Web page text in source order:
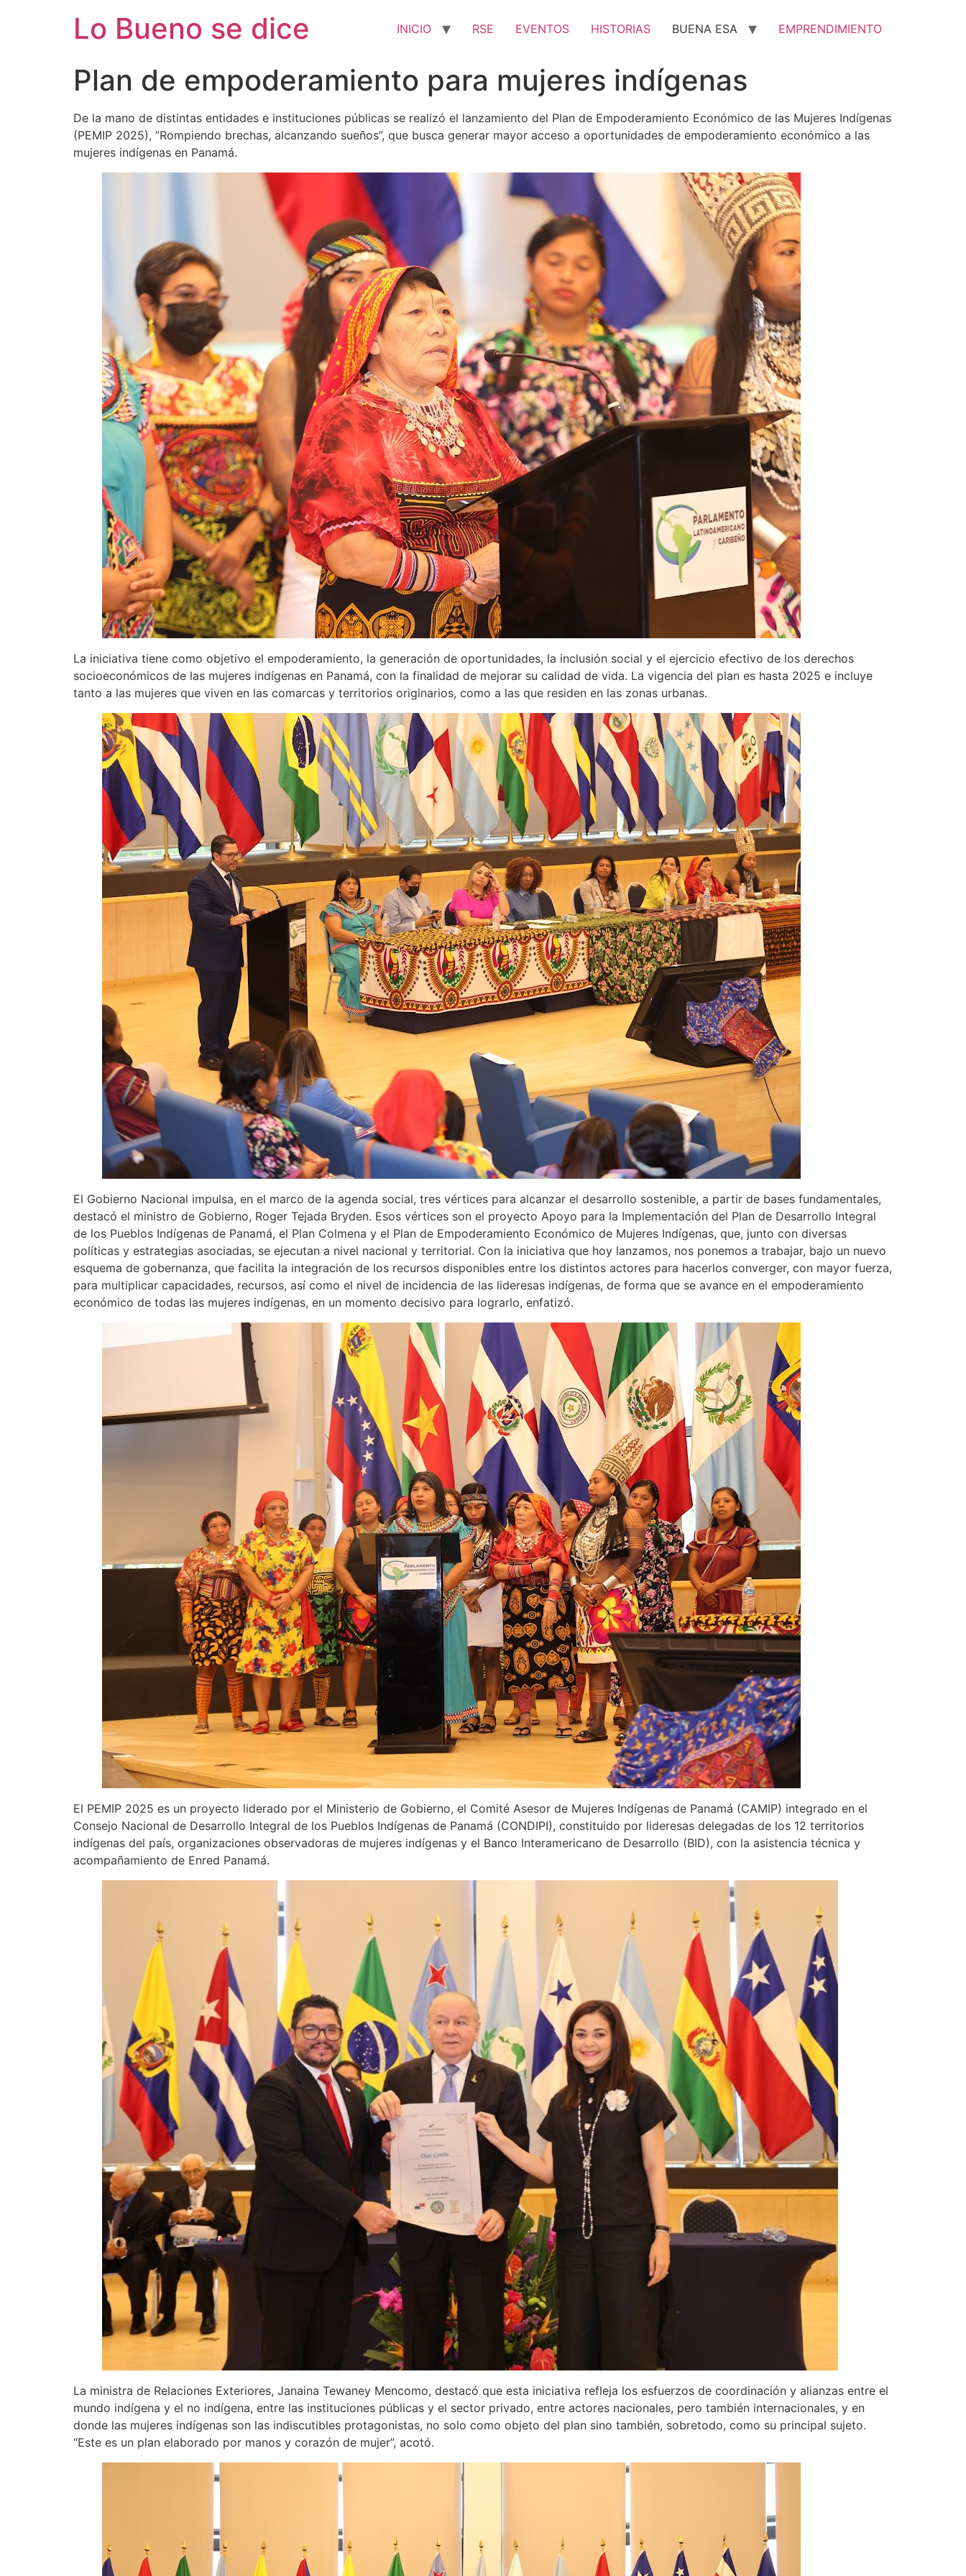
Lo Bueno se dice INICIO RSE EVENTOS HISTORIAS BUENA ESA EMPRENDIMIENTO
Plan de empoderamiento para mujeres indígenas
De la mano de distintas entidades e instituciones públicas se realizó el lanzamiento del Plan de Empoderamiento Económico de las Mujeres Indígenas
(PEMIP 2025), ”Rompiendo brechas, alcanzando sueños”, que busca generar mayor acceso a oportunidades de empoderamiento económico a las
mujeres indígenas en Panamá.
La iniciativa tiene como objetivo el empoderamiento, la generación de oportunidades, la inclusión social y el ejercicio efectivo de los derechos
socioeconómicos de las mujeres indígenas en Panamá, con la finalidad de mejorar su calidad de vida. La vigencia del plan es hasta 2025 e incluye
tanto a las mujeres que viven en las comarcas y territorios originarios, como a las que residen en las zonas urbanas.
El Gobierno Nacional impulsa, en el marco de la agenda social, tres vértices para alcanzar el desarrollo sostenible, a partir de bases fundamentales,
destacó el ministro de Gobierno, Roger Tejada Bryden. Esos vértices son el proyecto Apoyo para la Implementación del Plan de Desarrollo Integral
de los Pueblos Indígenas de Panamá, el Plan Colmena y el Plan de Empoderamiento Económico de Mujeres Indígenas, que, junto con diversas
políticas y estrategias asociadas, se ejecutan a nivel nacional y territorial. Con la iniciativa que hoy lanzamos, nos ponemos a trabajar, bajo un nuevo
esquema de gobernanza, que facilita la integración de los recursos disponibles entre los distintos actores para hacerlos converger, con mayor fuerza,
para multiplicar capacidades, recursos, así como el nivel de incidencia de las lideresas indígenas, de forma que se avance en el empoderamiento
económico de todas las mujeres indígenas, en un momento decisivo para lograrlo, enfatizó.
El PEMIP 2025 es un proyecto liderado por el Ministerio de Gobierno, el Comité Asesor de Mujeres Indígenas de Panamá (CAMIP) integrado en el
Consejo Nacional de Desarrollo Integral de los Pueblos Indígenas de Panamá (CONDIPI), constituido por lideresas delegadas de los 12 territorios
indígenas del país, organizaciones observadoras de mujeres indígenas y el Banco Interamericano de Desarrollo (BID), con la asistencia técnica y
acompañamiento de Enred Panamá.
La ministra de Relaciones Exteriores, Janaina Tewaney Mencomo, destacó que esta iniciativa refleja los esfuerzos de coordinación y alianzas entre el
mundo indígena y el no indígena, entre las instituciones públicas y el sector privado, entre actores nacionales, pero también internacionales, y en
donde las mujeres indígenas son las indiscutibles protagonistas, no solo como objeto del plan sino también, sobretodo, como su principal sujeto.
“Este es un plan elaborado por manos y corazón de mujer”, acotó.